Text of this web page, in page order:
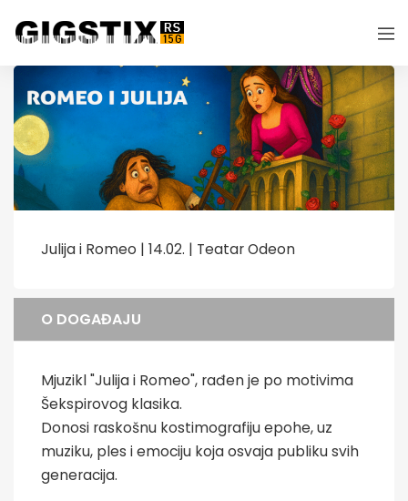
Julija i Romeo | 14.02. | Teatar Odeon
O DOGAĐAJU
Mjuzikl "Julija i Romeo", rađen je po motivima
Šekspirovog klasika.
Donosi raskošnu kostimografiju epohe, uz
muziku, ples i emociju koja osvaja publiku svih
generacija.